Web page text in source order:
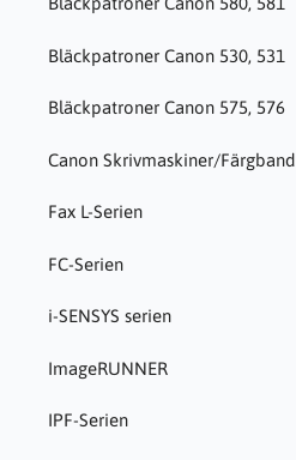
Bläckpatroner Canon 530, 531
Bläckpatroner Canon 575, 576
Canon Skrivmaskiner/Färgband
Fax L-Serien
FC-Serien
i-SENSYS serien
ImageRUNNER
IPF-Serien